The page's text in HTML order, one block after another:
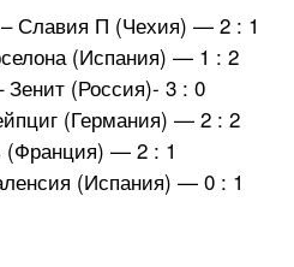
Славия П (Чехия) — 2 : 1
(Испания) — 1 : 2
(Россия)- 3 : 0
(Германия) — 2 : 2
(Франция) — 2 : 1
(Испания) — 0 : 1